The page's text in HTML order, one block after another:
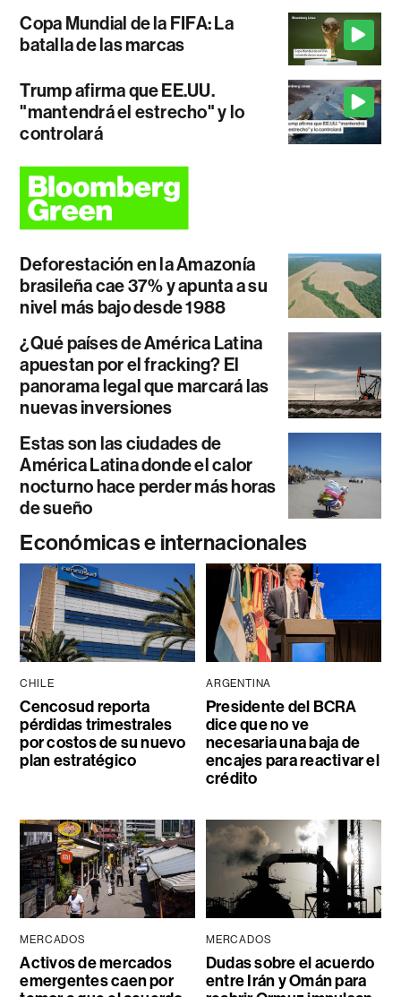
Copa Mundial de la FIFA: La
batalla de las marcas
Trump afirma que EE.UU.
"mantendrá el estrecho" y lo
controlará
Deforestación en la Amazonía
brasileña cae 37% y apunta a su
nivel más bajo desde 1988
¿Qué países de América Latina
apuestan por el fracking? El
panorama legal que marcará las
nuevas inversiones
Estas son las ciudades de
América Latina donde el calor
nocturno hace perder más horas
de sueño
Económicas e internacionales
CHILE
Cencosud reporta
pérdidas trimestrales
por costos de su nuevo
plan estratégico
ARGENTINA
Presidente del BCRA
dice que no ve
necesaria una baja de
encajes para reactivar el
crédito
MERCADOS
Activos de mercados
emergentes caen por
MERCADOS
Dudas sobre el acuerdo
entre Irán y Omán para